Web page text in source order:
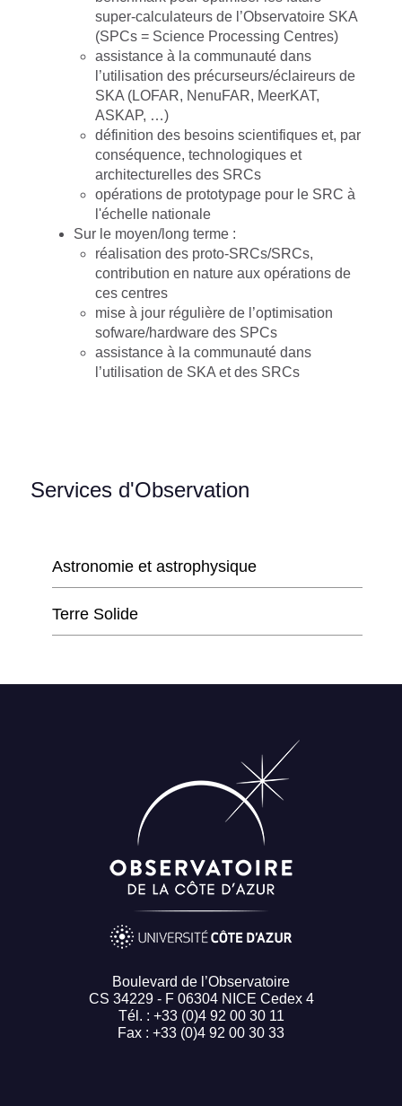
super-calculateurs de l’Observatoire SKA
(SPCs = Science Processing Centres)
assistance à la communauté dans
l’utilisation des précurseurs/éclaireurs de
SKA (LOFAR, NenuFAR, MeerKAT,
ASKAP, …)
définition des besoins scientifiques et, par
conséquence, technologiques et
architecturelles des SRCs
opérations de prototypage pour le SRC à
l'échelle nationale
Sur le moyen/long terme :
réalisation des proto-SRCs/SRCs,
contribution en nature aux opérations de
ces centres
mise à jour régulière de l’optimisation
sofware/hardware des SPCs
assistance à la communauté dans
l’utilisation de SKA et des SRCs
Services d'Observation
Astronomie et astrophysique
Terre Solide
Boulevard de l’Observatoire
CS 34229 - F 06304 NICE Cedex 4
Tél. : +33 (0)4 92 00 30 11
Fax : +33 (0)4 92 00 30 33